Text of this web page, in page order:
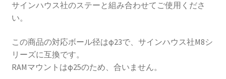
9R('98-
'99),ZX-
'06),ZX-
14R('12-
'20),ZZR1100('99-
サインハウス社のステーと組み合わせてご使用くださ
い。
この商品の対応ボール径はφ23で、サインハウス社M8シ
リーズに互換です。
RAMマウントはφ25のため、合いません。